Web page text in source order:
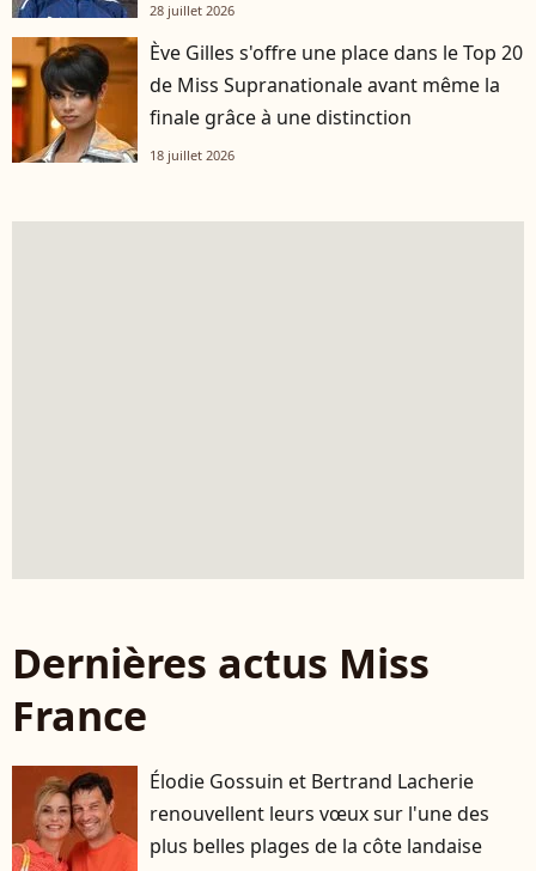
28 juillet 2026
Ève Gilles s'offre une place dans le Top 20
de Miss Supranationale avant même la
finale grâce à une distinction
18 juillet 2026
Dernières actus Miss
France
Élodie Gossuin et Bertrand Lacherie
renouvellent leurs vœux sur l'une des
plus belles plages de la côte landaise